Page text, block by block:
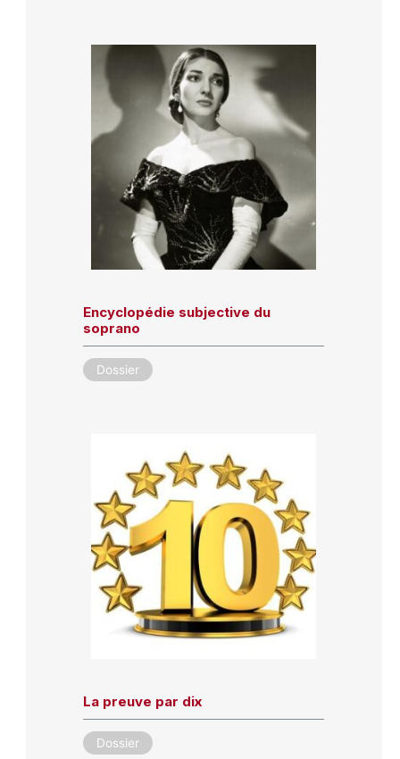
Encyclopédie subjective du
soprano
Dossier
La preuve par dix
Dossier